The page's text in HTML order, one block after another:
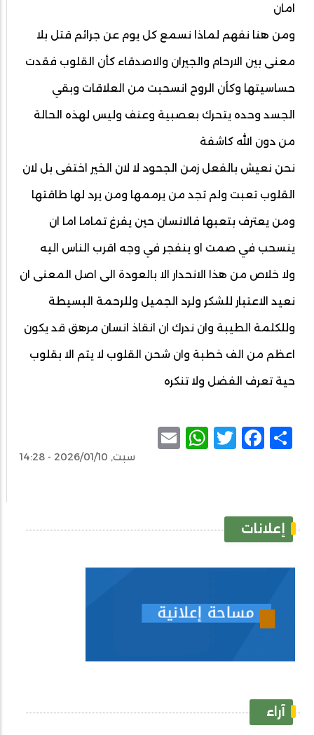
امان
ومن هنا نفهم لماذا نسمع كل يوم عن جرائم قتل بلا
معنى بين الارحام والجيران والاصدقاء كأن القلوب فقدت
حساسيتها وكأن الروح انسحبت من العلاقات وبقي
الجسد وحده يتحرك بعصبية وعنف وليس لهذه الحالة
من دون الله كاشفة
نحن نعيش بالفعل زمن الجحود لا لان الخير اختفى بل لان
القلوب تعبت ولم تجد من يرممها ومن يرد لها طاقتها
ومن يعترف بتعبها فالانسان حين يفرغ تماما اما ان
ينسحب في صمت او ينفجر في وجه اقرب الناس اليه
ولا خلاص من هذا الانحدار الا بالعودة الى اصل المعنى ان
نعيد الاعتبار للشكر ولرد الجميل وللرحمة البسيطة
وللكلمة الطيبة وان ندرك ان انقاذ انسان مرهق قد يكون
اعظم من الف خطبة وان شحن القلوب لا يتم الا بقلوب
حية تعرف الفضل ولا تنكره
Share
Facebook
Twitter
WhatsApp
سبت, 2026/01/10 - 14:28
إعلانات
آراء